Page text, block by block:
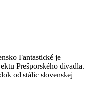
Fantastické je
Prešporského divadla.
od stálic slovenskej